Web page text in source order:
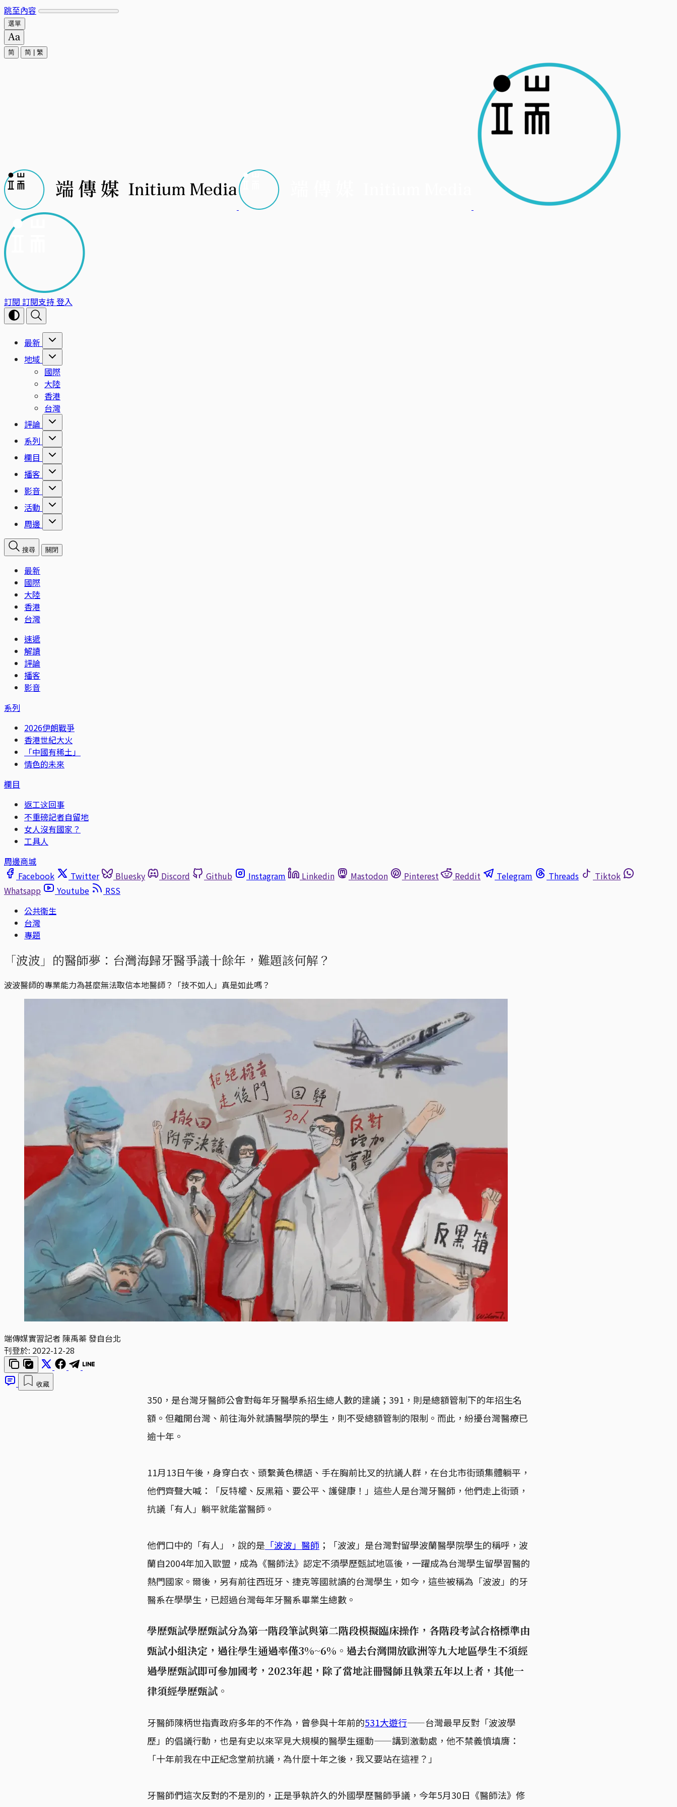
跳至內容
選單
简 简 繁
訂閱 訂閱支持登入
最新
地域
國際
大陸
香港
台灣
評論
系列
欄目
播客
影音
活動
周邊
搜尋 關閉
最新
國際
大陸
香港
台灣
速遞
解讀
評論
播客
影音
系列
2026伊朗戰爭
香港世紀大火
「中國有稀土」
情色的未來
欄目
返工这回事
不重磅記者自留地
女人沒有國家？
工具人
周邊商城
Facebook
Twitter Bluesky Discord Github Instagram Linkedin Mastodon Pinterest Reddit Telegram Threads
Tiktok
Whatsapp
Youtube
RSS
公共衛生
台灣
專題
「波波」的醫師夢：台灣海歸牙醫爭議十餘年，難題該何解？
波波醫師的專業能力為甚麼無法取信本地醫師？「技不如人」真是如此嗎？
端傳媒實習記者 陳禹蓁 發自台北
刊登於: 2022-12-28
收藏
350，是台灣牙醫師公會對每年牙醫學系招生總人數的建議；391，則是總額管制下的年招生名
額。但離開台灣、前往海外就讀醫學院的學生，則不受總額管制的限制。而此，紛擾台灣醫療已
逾十年。
11月13日午後，身穿白衣、頭繫黃色標語、手在胸前比叉的抗議人群，在台北市街頭集體躺平，
他們齊聲大喊：「反特權、反黑箱、要公平、護健康！」這些人是台灣牙醫師，他們走上街頭，
抗議「有人」躺平就能當醫師。
他們口中的「有人」，說的是 「波波」醫師 ；「波波」是台灣對留學波蘭醫學院學生的稱呼，波
蘭自2004年加入歐盟，成為《醫師法》認定不須學歷甄試地區後，一躍成為台灣學生留學習醫的
熱門國家。爾後，另有前往西班牙、捷克等國就讀的台灣學生，如今，這些被稱為「波波」的牙
醫系在學學生，已超過台灣每年牙醫系畢業生總數。
學歷甄試學歷甄試分為第一階段筆試與第二階段模擬臨床操作，各階段考試合格標準由
甄試小組決定，過往學生通過率僅3%~6%。過去台灣開放歐洲等九大地區學生不須經
過學歷甄試即可參加國考，2023年起，除了當地註冊醫師且執業五年以上者，其他一
律須經學歷甄試。
牙醫師陳柄世指責政府多年的不作為，曾參與十年前的531大遊行——台灣最早反對「波波學
歷」的倡議行動，也是有史以來罕見大規模的醫學生運動——講到激動處，他不禁義憤填膺：
「十年前我在中正紀念堂前抗議，為什麼十年之後，我又要站在這裡？」
牙醫師們這次反對的不是別的，正是爭執許久的外國學歷醫師爭議，今年5月30日《醫師法》修